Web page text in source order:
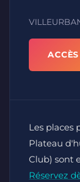
Les places
Plateau
Club) sont
Réservez